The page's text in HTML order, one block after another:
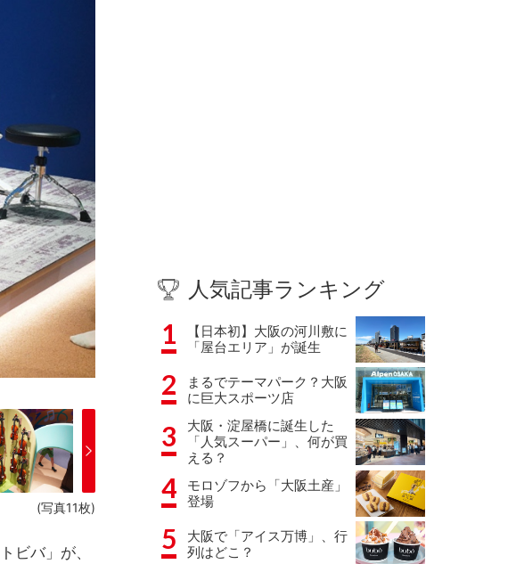
(写真11枚)
ビバ」が、
人気記事ランキング
1
【日本初】大阪の河川敷に
「屋台エリア」が誕生
2
まるでテーマパーク？大阪
に巨大スポーツ店
3
大阪・淀屋橋に誕生した
「人気スーパー」、何が買
える？
4
モロゾフから「大阪土産」
登場
5
大阪で「アイス万博」、行
列はどこ？